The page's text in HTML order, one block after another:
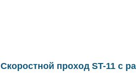
Скоростной проход ST-11 с